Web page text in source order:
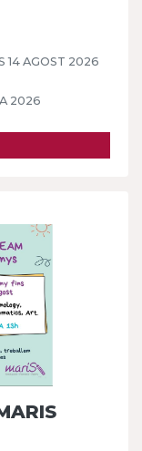
14 AGOST 2026
2026